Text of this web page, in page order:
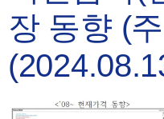
장 동향 (